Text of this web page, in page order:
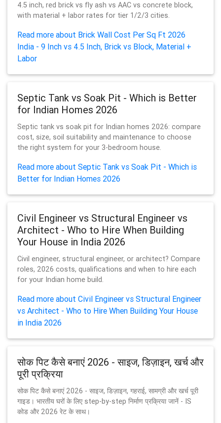
4.5 inch, red brick vs fly ash vs AAC vs concrete block,
with material + labor rates for tier 1/2/3 cities.
Read more about Brick Wall Cost Per Sq Ft 2026
India - 9 Inch vs 4.5 Inch, Brick vs Block, Material +
Labor
Septic Tank vs Soak Pit - Which is Better
for Indian Homes 2026
Septic tank vs soak pit for Indian homes 2026: compare
cost, size, soil suitability and maintenance to choose
the right system for your 3-bedroom house.
Read more about Septic Tank vs Soak Pit - Which is
Better for Indian Homes 2026
Civil Engineer vs Structural Engineer vs
Architect - Who to Hire When Building
Your House in India 2026
Civil engineer, structural engineer, or architect? Compare
roles, 2026 costs, qualifications and when to hire each
for your Indian home build.
Read more about Civil Engineer vs Structural Engineer
vs Architect - Who to Hire When Building Your House
in India 2026
सोक पिट कैसे बनाएं 2026 - साइज, डिज़ाइन, खर्च और
पूरी प्रक्रिया
सोक पिट कैसे बनाएं 2026 - साइज, डिज़ाइन, गहराई, सामग्री और खर्च पूरी
गाइड। भारतीय घरों के लिए step-by-step निर्माण प्रक्रिया जानें - IS
कोड और 2026 रेट के साथ।